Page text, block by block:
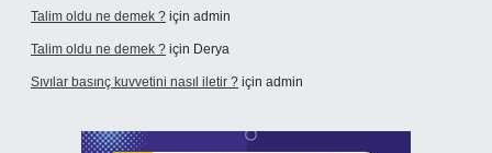
Talim oldu ne demek ? için admin
Talim oldu ne demek ? için Derya
Sıvılar basınç kuvvetini nasıl iletir ? için admin